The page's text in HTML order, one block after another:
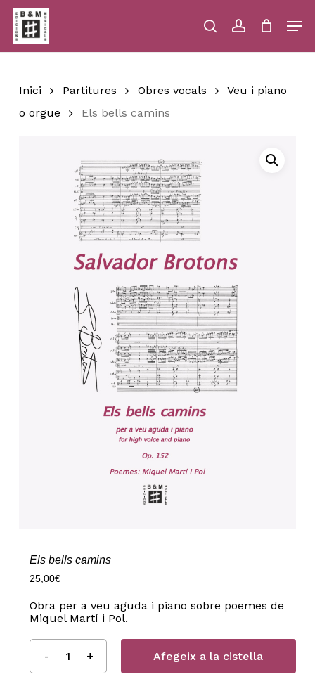
Skip
main
content
searchaccount
Close
Inici Partitures Obres vocals
Veu i piano
o orgue
Els bells camins
Els bells camins
25,00€
Obra per a veu aguda i piano sobre poemes de
Miquel Martí i Pol.
Afegeix a la cistella
Menu